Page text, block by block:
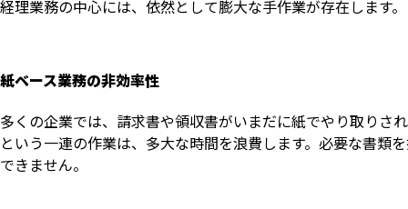
経理業務の中心には、依然として膨大な手作業が存在します
紙ベース業務の非効率性
多くの企業では、請求書や領収書がいまだに紙でやり取りさ
という一連の作業は、多大な時間を浪費します。必要な書類
できません。